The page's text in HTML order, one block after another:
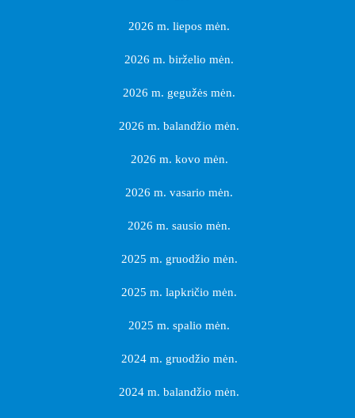
2026 m. liepos mėn.
2026 m. birželio mėn.
2026 m. gegužės mėn.
2026 m. balandžio mėn.
2026 m. kovo mėn.
2026 m. vasario mėn.
2026 m. sausio mėn.
2025 m. gruodžio mėn.
2025 m. lapkričio mėn.
2025 m. spalio mėn.
2024 m. gruodžio mėn.
2024 m. balandžio mėn.